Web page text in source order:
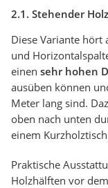
2.1. Stehender
Diese Variante hört
und
einen sehr hohen
ausüben können
Meter lang sind.
oben nach unten
einem
Praktische
Holzhälften vor